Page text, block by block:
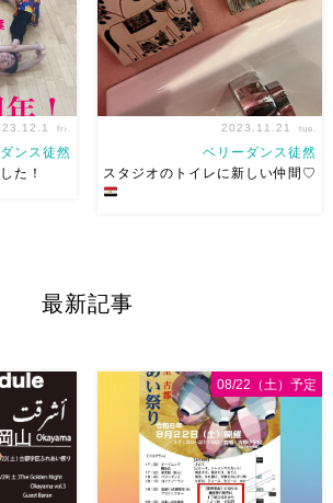
コさん
ーニング
ださい） ご自身もベリーダン
スをされていらっしゃってとて
も着 […]
年に向け
発 […]
fri.
ンス徒然
た！
とロバ！！ 思い出を連れて帰
い思い出。 スタジオで見つけ
2023.11.21 tue.
ベリーダンス徒然
スタジオのトイレに新しい仲間♡
最新記事
08/22（土）予定